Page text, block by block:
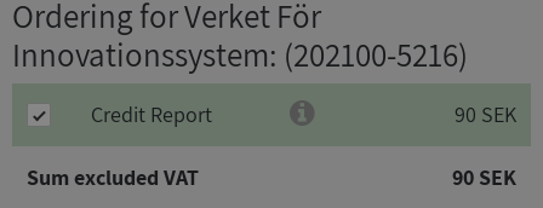
Ordering for Verket För
Innovationssystem: (202100-5216)
Credit Report 90 SEK
Sum excluded VAT 90 SEK